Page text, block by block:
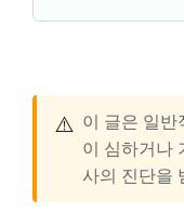
⚠️ 이 글은 일
이 심하거나
사의 진단을